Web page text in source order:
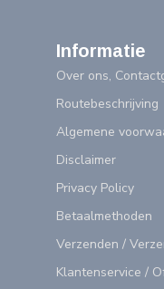
Informatie
Over ons,
Routebeschrijving
Algemene
Disclaimer
Privacy Policy
Betaalmethoden
Verzenden /
Klantenservice /